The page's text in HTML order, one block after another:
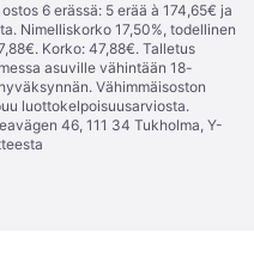
6 erässä: 5 erää à 174,65€ ja
Nimelliskorko 17,50%, todellinen
Korko: 47,88€. Talletus
asuville vähintään 18-
Vähimmäisoston
luottokelpoisuusarviosta.
46, 111 34 Tukholma, Y-